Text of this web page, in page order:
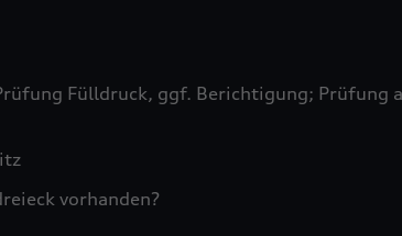
Fülldruck, ggf. Berichtigung;
vorhanden?